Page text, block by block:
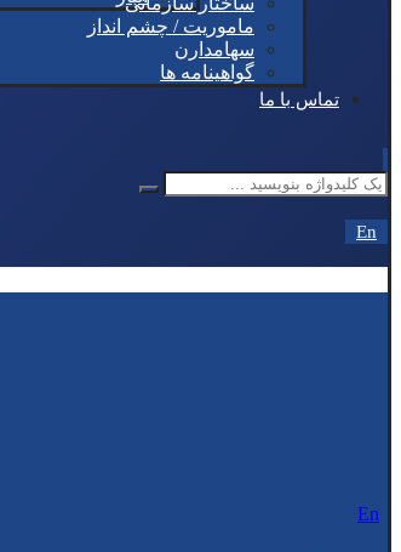
ماموریت / چشم انداز
سهامدارن
گواهینامه ها
تماس با ما
En
En